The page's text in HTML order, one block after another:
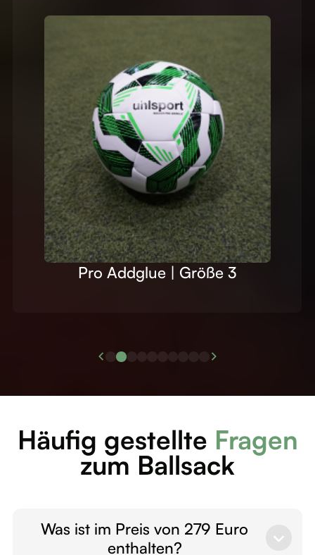
Team | Größe 3
Häufig gestellte Fragen
zum Ballsack
Was ist im Preis von 279 Euro
enthalten?